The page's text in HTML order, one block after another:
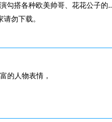
勾搭各种欧美帅哥、花花公子的
勿下载。
的人物表情，